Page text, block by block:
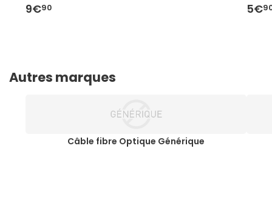
9€90 5€
Autres marques
Câble fibre Optique Générique